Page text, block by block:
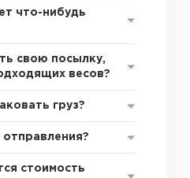
что-нибудь
свою посылку,
весов?
груз?
стоимость